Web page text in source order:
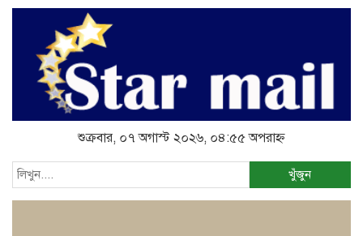
শুক্রবার, ০৭ অগাস্ট ২০২৬, ০৪:৫৫ অপরাহ্ন
খুঁজুন